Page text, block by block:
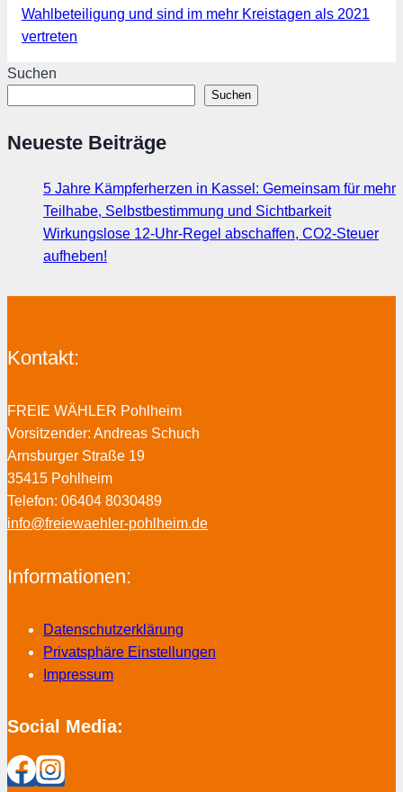
Wahlbeteiligung und sind im mehr Kreistagen als 2021
vertreten
Suchen
Suchen
Neueste Beiträge
5 Jahre Kämpferherzen in Kassel: Gemeinsam für mehr
Teilhabe, Selbstbestimmung und Sichtbarkeit
Wirkungslose 12-Uhr-Regel abschaffen, CO2-Steuer
aufheben!
Kontakt:
FREIE WÄHLER Pohlheim
Vorsitzender: Andreas Schuch
Arnsburger Straße 19
35415 Pohlheim
Telefon: 06404 8030489
info@freiewaehler-pohlheim.de
Informationen:
Datenschutzerklärung
Privatsphäre Einstellungen
Impressum
Social Media: